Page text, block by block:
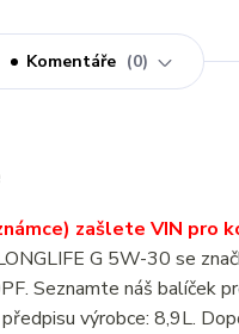
Komentáře 0
zašlete VIN
G 5W-30 se
Seznamte náš balíček
výrobce: 8,9L.